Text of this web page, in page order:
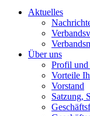
Aktuelles
Über uns
Profil
Vorteile
Vorstand
Satzung,